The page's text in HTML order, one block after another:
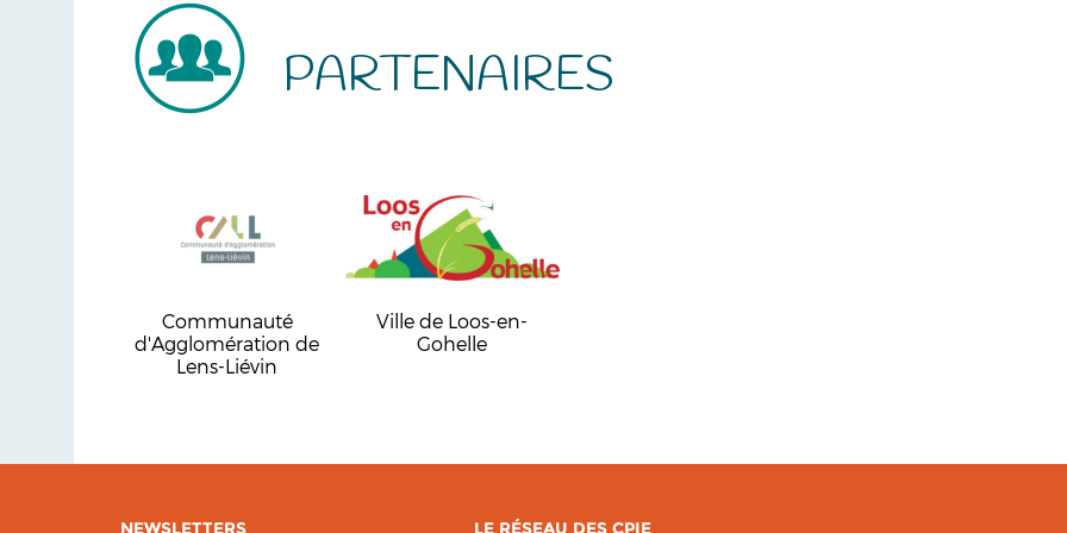
PARTENAIRES
Communauté
d'Agglomération de
Lens-Liévin
Ville de Loos-en-
Gohelle
NEWSLETTERS LE RÉSEAU DES CPIE